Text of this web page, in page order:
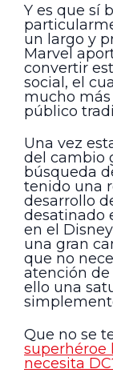
Y es que sí
un largo y
Marvel
convertir
social, el
mucho más
público
Una vez
del cambio
búsqueda
tenido una
desarrollo
desatinado
en el
una gran
que no
atención de
ello una
Que no se
superhéroe
necesita